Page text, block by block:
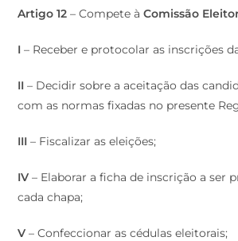
Artigo 12 – Compete àComissão
I – Receber e protocolar as inscrições
II – Decidir sobre a aceitação das
com as normas fixadas no presente
III – Fiscalizar as eleições;
IV – Elaborar a ficha de inscrição a ser
cada chapa;
V – Confeccionar as cédulas eleitorais;